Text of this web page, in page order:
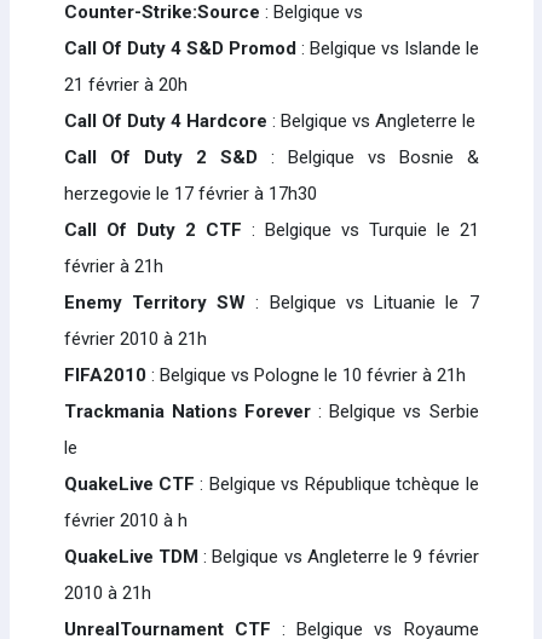
Counter-Strike:Source : Belgique vs
Call Of Duty 4 S&D Promod : Belgique vs Islande le
21 février à 20h
Call Of Duty 4 Hardcore : Belgique vs Angleterre le
Call Of Duty 2 S&D : Belgique vs Bosnie &
herzegovie le 17 février à 17h30
Call Of Duty 2 CTF : Belgique vs Turquie le 21
février à 21h
Enemy Territory SW : Belgique vs Lituanie le 7
février 2010 à 21h
FIFA2010: Belgique vs Pologne le 10 février à 21h
Trackmania Nations Forever: Belgique vs Serbie
le
QuakeLive CTF : Belgique vs République tchèque le
février 2010 à h
QuakeLive TDM : Belgique vs Angleterre le 9 février
2010 à 21h
UnrealTournament CTF : Belgique vs Royaume